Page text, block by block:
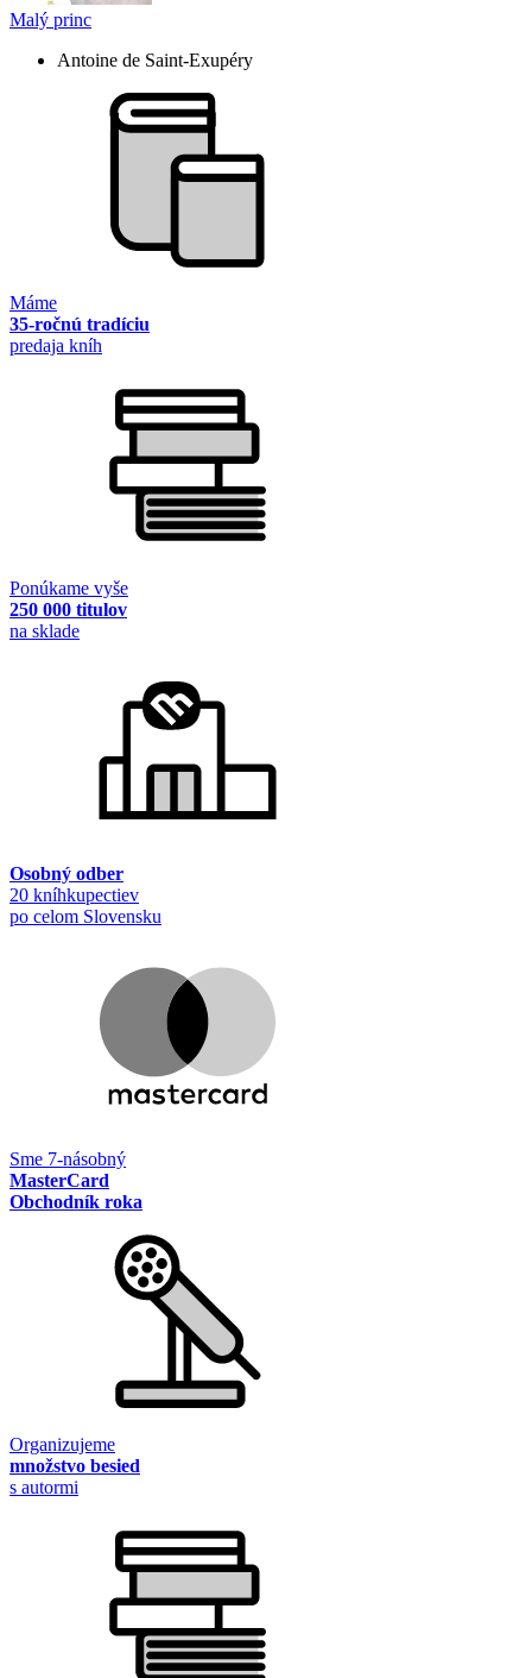
Malý princ
Antoine de Saint-Exupéry
Máme
35-ročnú tradíciu
predaja kníh
Ponúkame vyše
250 000 titulov
na sklade
Osobný odber
20 kníhkupectiev
po celom Slovensku
Sme 7-násobný
MasterCard
Obchodník roka
Organizujeme
množstvo besied
s autormi